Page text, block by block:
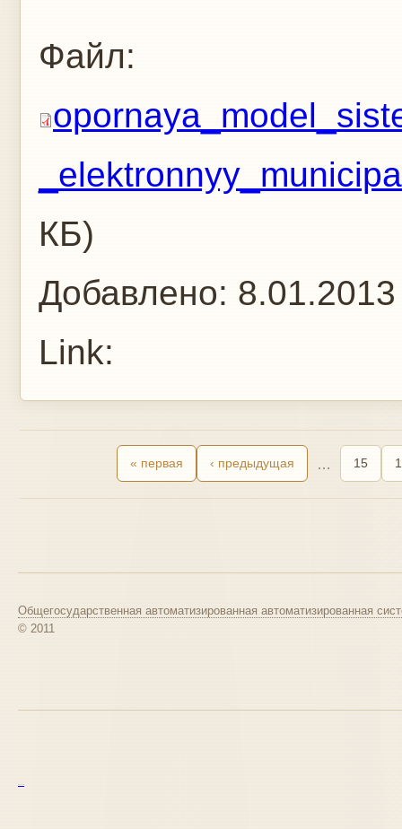
Файл:
КБ)
Добавлено: 8.01.2013
Link:
« первая ‹ предыдущая … 15
Общегосударственная автоматизированная автоматизированная
© 2011